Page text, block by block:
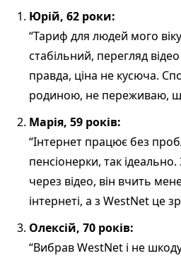
Юрій, 62 роки:
“Тариф для людей мого
стабільний, перегляд
правда, ціна не кусюча.
родиною, не переживаю,
Марія, 59 років:
“Інтернет працює без
пенсіонерки, так
через відео, він вчить
інтернеті, а з WestNet це
Олексій, 70 років:
“Вибрав WestNet і не